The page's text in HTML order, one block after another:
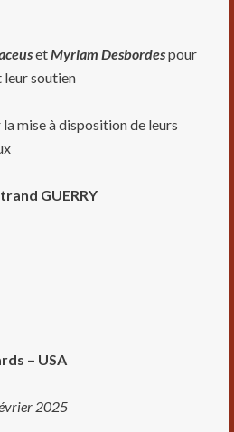
et Myriam Desbordespour
leur soutien
mise à disposition de leurs
GUERRY
– USA
2025